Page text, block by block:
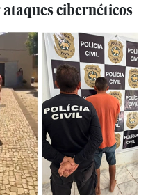
cibernéticos